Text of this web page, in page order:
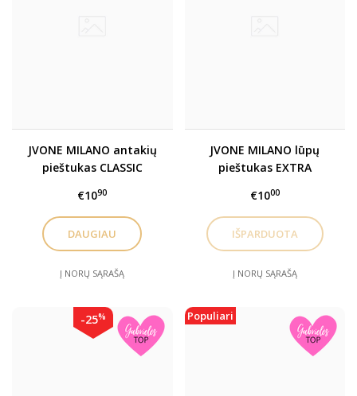
JVONE MILANO antakių
pieštukas CLASSIC
€1090
DAUGIAU
Į NORŲ SĄRAŠĄ
JVONE MILANO lūpų
pieštukas EXTRA
lūpų pieštukas, 1.2gr
€1000
Į NORŲ SĄRAŠĄ
-25% Populiari